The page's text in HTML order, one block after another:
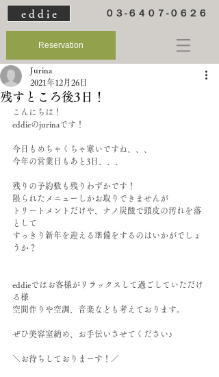
e d d i e ０３-６４０７-０６２６
Reservation
残すところ後3日！
Jurina
2021年12月26日
こんにちは！
eddieのjurinaです！
今日もめちゃくちゃ寒いですね、、、
今年の営業日もあと3日、、、
残りの予約数も残りわずかです！
限られたメニューしかお取りできませんが
トリートメントだけや、ナノ炭酸で頭皮の汚れを落
として
すっきり新年を迎える準備をするのはいかがでしょ
うか？
eddieではお客様がリラックスして過ごしていただけ
る様
空間作りや空調、音楽なども考えております。
ぜひ美容室納め、お手伝いさせてください♪
＼お待ちしておりまーす！／